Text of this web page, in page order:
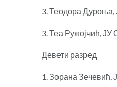
3. Теодора Дуроња,
3. Теа Ружојчић,
Девети разред
1. Зорана Зечевић,